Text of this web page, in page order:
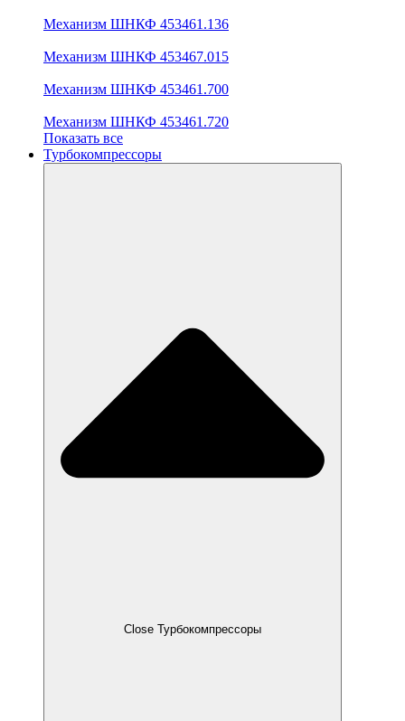
Механизм ШНКФ 453461.136
Механизм ШНКФ 453467.015
Механизм ШНКФ 453461.700
Механизм ШНКФ 453461.720
Показать все
Турбокомпрессоры
Close Турбокомпрессоры